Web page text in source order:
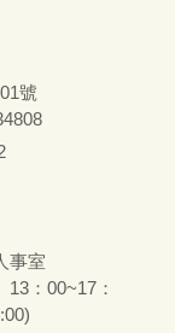
101號
事室
：00~17：